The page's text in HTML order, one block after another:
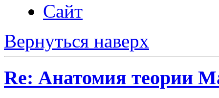
Сайт
Вернуться наверх
Re: Анатомия теории